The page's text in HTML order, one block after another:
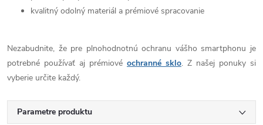
kvalitný odolný materiál a prémiové spracovanie
Nezabudnite, že pre plnohodnotnú ochranu vášho smartphonu je
potrebné používať aj prémiové ochranné sklo. Z našej ponuky si
vyberie určite každý.
Parametre produktu